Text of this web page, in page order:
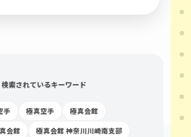
検索されているキーワード
手 極真空手
極真会館
会館
極真会館 神奈川川崎南支部